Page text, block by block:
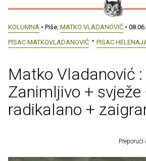
KOLUMNA • Piše: MATKO VLADANOVIĆ •
PISAC MATKOVLADANOVIĆ
PISAC
Matko Vladanović :
Zanimljivo + svježe
radikalano +
Preporuči